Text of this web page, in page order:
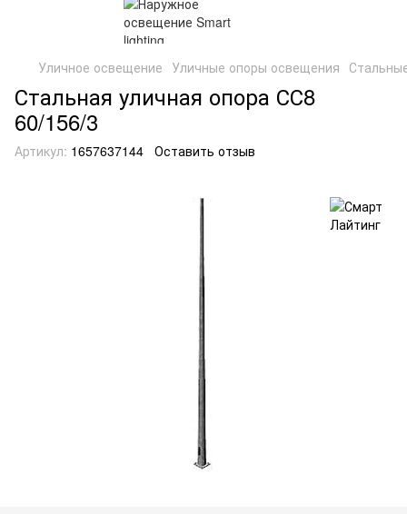
Уличное освещение Уличные опоры освещения
Стальная уличная опора СС8
60/156/3
Артикул: 1657637144 Оставить отзыв